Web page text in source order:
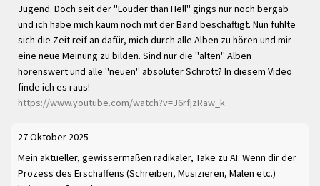
Jugend. Doch seit der "Louder than Hell" gings nur noch bergab
und ich habe mich kaum noch mit der Band beschäftigt. Nun fühlte
sich die Zeit reif an dafür, mich durch alle Alben zu hören und mir
eine neue Meinung zu bilden. Sind nur die "alten" Alben
hörenswert und alle "neuen" absoluter Schrott? In diesem Video
finde ich es raus!
https://www.youtube.com/watch?v=J6rfjzRaw_k
27 Oktober 2025
Mein aktueller, gewissermaßen radikaler, Take zu AI: Wenn dir der
Prozess des Erschaffens (Schreiben, Musizieren, Malen etc.)